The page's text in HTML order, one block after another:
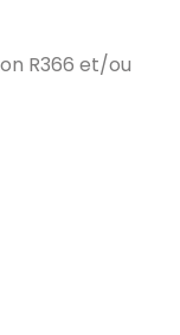
R366 et/ou